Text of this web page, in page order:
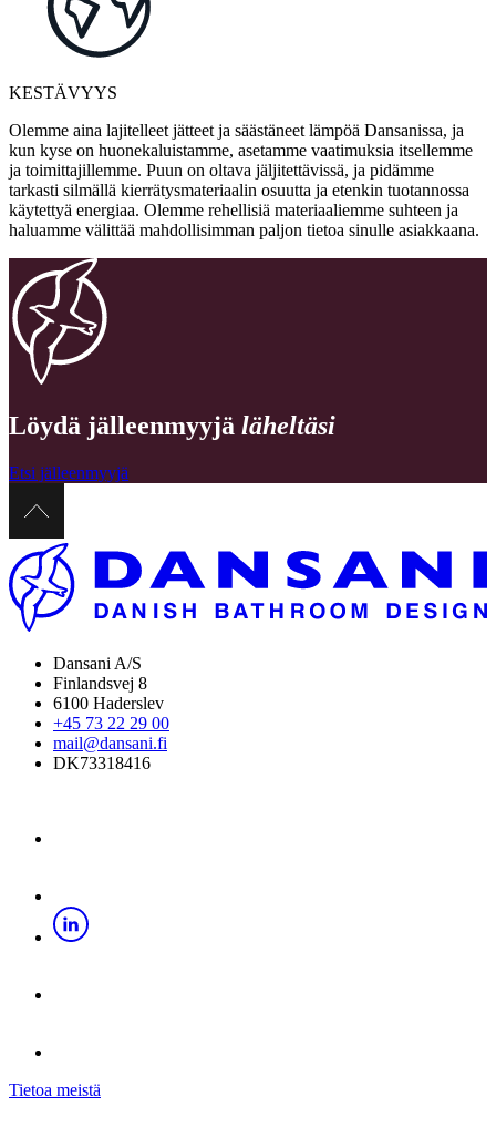
KESTÄVYYS
Olemme aina lajitelleet jätteet ja säästäneet lämpöä Dansanissa, ja
kun kyse on huonekaluistamme, asetamme vaatimuksia itsellemme
ja toimittajillemme. Puun on oltava jäljitettävissä, ja pidämme
tarkasti silmällä kierrätysmateriaalin osuutta ja etenkin tuotannossa
käytettyä energiaa. Olemme rehellisiä materiaaliemme suhteen ja
haluamme välittää mahdollisimman paljon tietoa sinulle asiakkaana.
Löydä jälleenmyyjä läheltäsi
Etsi jälleenmyyjä
Dansani A/S
Finlandsvej 8
6100 Haderslev
+45 73 22 29 00
mail@dansani.fi
DK73318416
Tietoa meistä